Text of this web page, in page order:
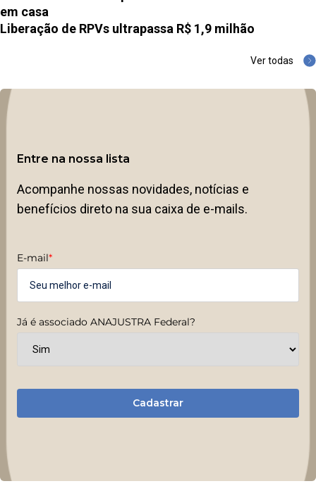
em casa
Liberação de RPVs ultrapassa R$ 1,9 milhão
Ver todas
Entre na nossa lista
Acompanhe nossas novidades, notícias e
benefícios direto na sua caixa de e-mails.
E-mail*
Já é associado ANAJUSTRA Federal?
Cadastrar